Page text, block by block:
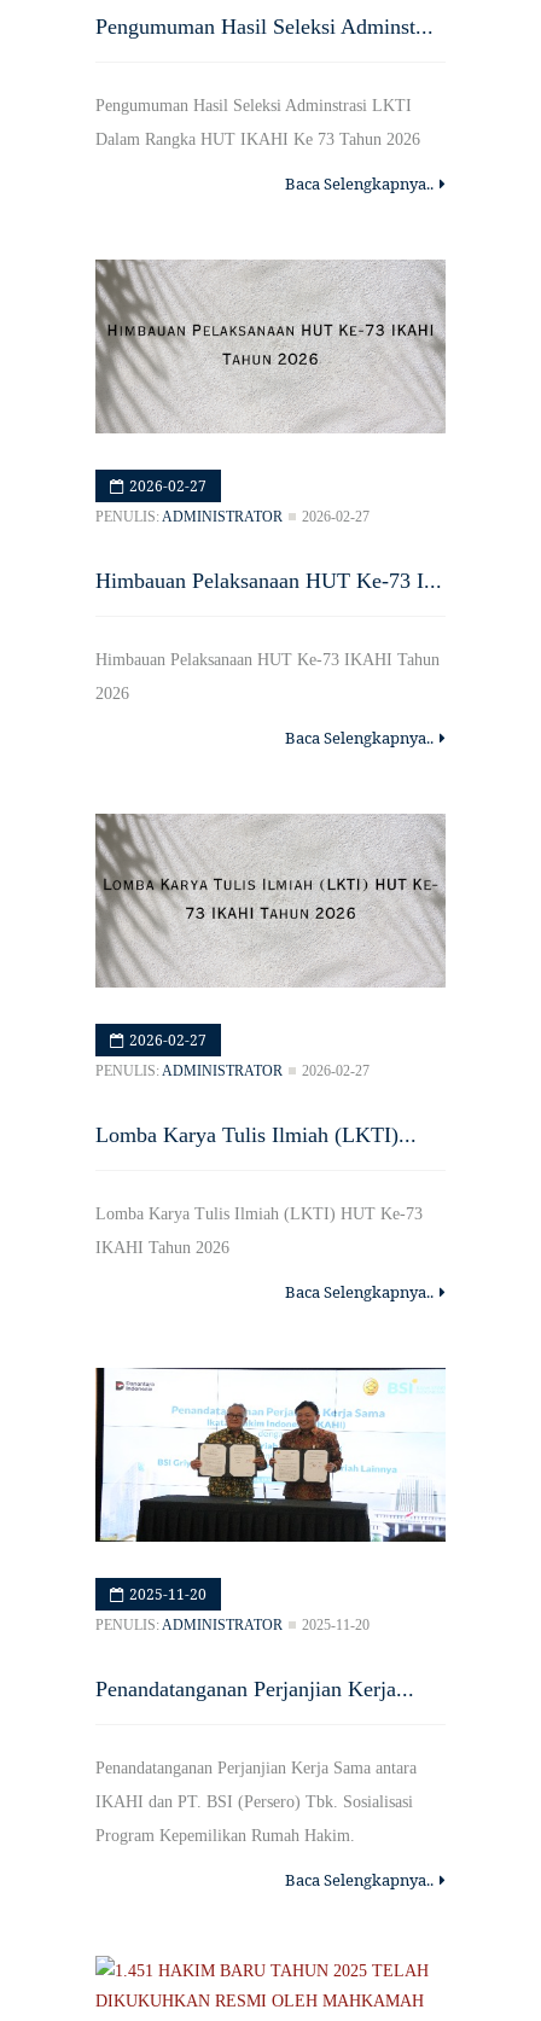
Pengumuman Hasil Seleksi Adminst...
Pengumuman Hasil Seleksi Adminstrasi LKTI
Dalam Rangka HUT IKAHI Ke 73 Tahun 2026
Baca Selengkapnya..
2026-02-27
PENULIS:ADMINISTRATOR 2026-02-27
Himbauan Pelaksanaan HUT Ke-73 I...
Himbauan Pelaksanaan HUT Ke-73 IKAHI Tahun
2026
Baca Selengkapnya..
2026-02-27
PENULIS:ADMINISTRATOR 2026-02-27
Lomba Karya Tulis Ilmiah (LKTI)...
Lomba Karya Tulis Ilmiah (LKTI) HUT Ke-73
IKAHI Tahun 2026
Baca Selengkapnya..
2025-11-20
PENULIS:ADMINISTRATOR 2025-11-20
Penandatanganan Perjanjian Kerja...
Penandatanganan Perjanjian Kerja Sama antara
IKAHI dan PT. BSI (Persero) Tbk. Sosialisasi
Program Kepemilikan Rumah Hakim.
Baca Selengkapnya..